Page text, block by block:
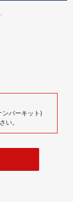
ンバーキット)
い。